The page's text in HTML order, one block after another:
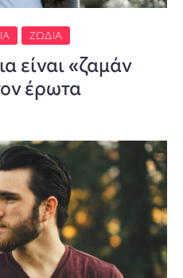
ΖΏΔΙΑ
είναι «ζαμάν
έρωτα